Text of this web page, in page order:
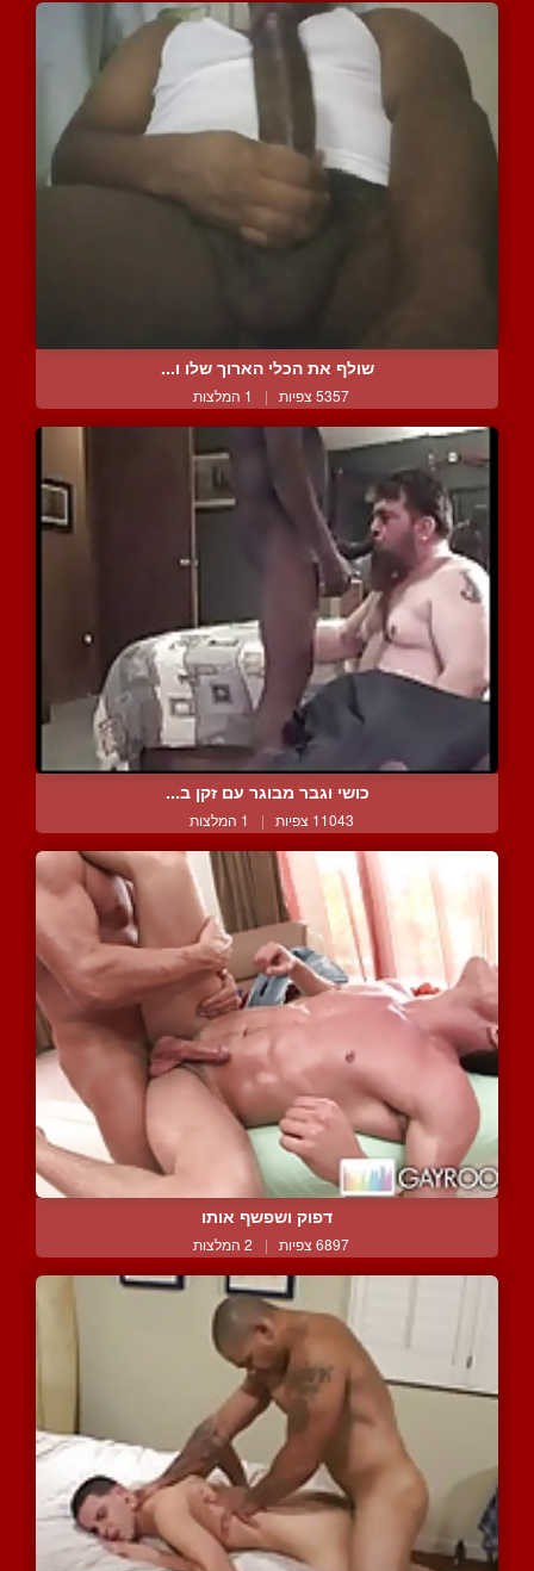
שולף את הכלי הארוך שלו ו...
5357 צפיות | 1 המלצות
כושי וגבר מבוגר עם זקן ב...
11043 צפיות | 1 המלצות
דפוק ושפשף אותו
6897 צפיות | 2 המלצות